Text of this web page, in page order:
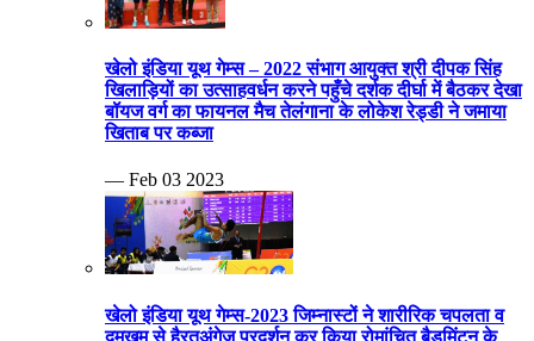
खेलो इंडिया यूथ गेम्स-2023 जिम्नास्टों ने शारीरिक चपलता व
दमखम से हैरतअंगेज प्रदर्शन कर किया रोमांचित बैडमिंटन के
एकल क्वार्टर फाइनल हुए और युगल स्पर्धा भी हुई प्रतिभावान
शटलरों ने जम कर बजवाईं तालियाँ
— Feb 01 2023
दद्दा स्मृति 24वी संभागीय सीनियर फुटबॉल यादव टीम का खिताब
पर कब्जा ग्वालियर